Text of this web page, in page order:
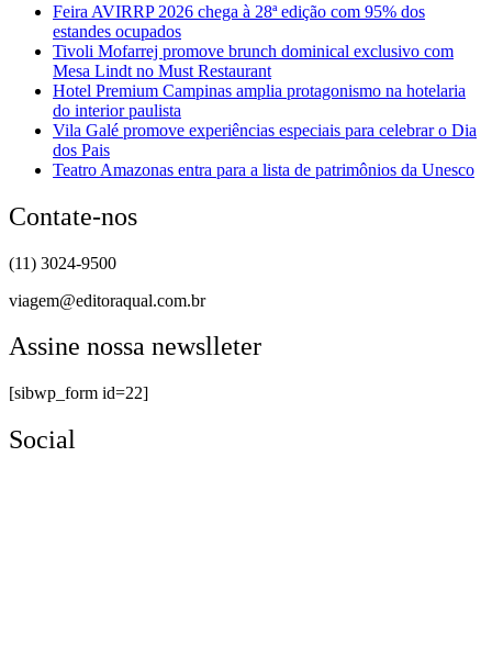
Feira AVIRRP 2026 chega à 28ª edição com 95% dos
estandes ocupados
Tivoli Mofarrej promove brunch dominical exclusivo com
Mesa Lindt no Must Restaurant
Hotel Premium Campinas amplia protagonismo na hotelaria
do interior paulista
Vila Galé promove experiências especiais para celebrar o Dia
dos Pais
Teatro Amazonas entra para a lista de patrimônios da Unesco
Contate-nos
(11) 3024-9500
viagem@editoraqual.com.br
Assine nossa newslleter
[sibwp_form id=22]
Social